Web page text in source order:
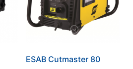
ESAB Cutmaster 80